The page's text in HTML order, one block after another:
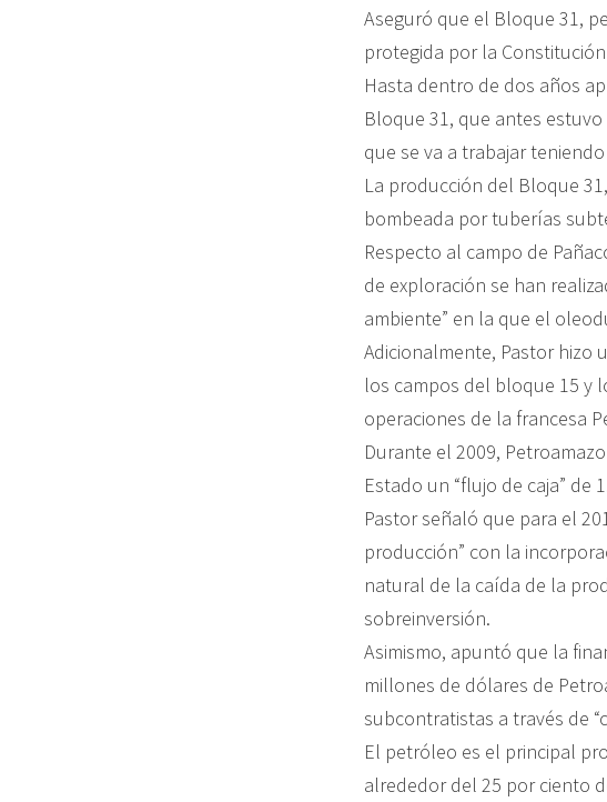
Aseguró que el Bloque 31,
protegida por la
Hasta dentro de dos años
Bloque 31, que antes
que se va a trabajar
La producción del Bloque
bombeada por tuberías
Respecto al campo de
de exploración se han
ambiente” en la que el
Adicionalmente, Pastor hizo
los campos del bloque 15 y
operaciones de la francesa
Durante el 2009,
Estado un “flujo de caja” de
Pastor señaló que para el
producción” con la
natural de la caída de la
sobreinversión.
Asimismo, apuntó que la
millones de dólares de
subcontratistas a través de
El petróleo es el principal
alrededor del 25 por ciento